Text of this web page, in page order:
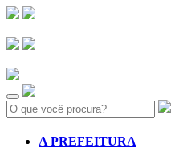
Search:
A PREFEITURA